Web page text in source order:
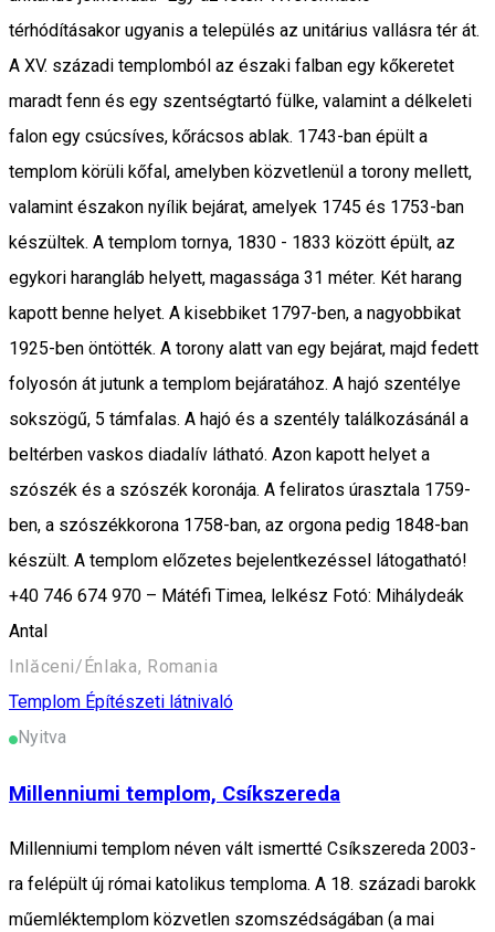
térhódításakor ugyanis a település az unitárius vallásra tér át.
A XV. századi templomból az északi falban egy kőkeretet
maradt fenn és egy szentségtartó fülke, valamint a délkeleti
falon egy csúcsíves, kőrácsos ablak. 1743-ban épült a
templom körüli kőfal, amelyben közvetlenül a torony mellett,
valamint északon nyílik bejárat, amelyek 1745 és 1753-ban
készültek. A templom tornya, 1830 - 1833 között épült, az
egykori harangláb helyett, magassága 31 méter. Két harang
kapott benne helyet. A kisebbiket 1797-ben, a nagyobbikat
1925-ben öntötték. A torony alatt van egy bejárat, majd fedett
folyosón át jutunk a templom bejáratához. A hajó szentélye
sokszögű, 5 támfalas. A hajó és a szentély találkozásánál a
beltérben vaskos diadalív látható. Azon kapott helyet a
szószék és a szószék koronája. A feliratos úrasztala 1759-
ben, a szószékkorona 1758-ban, az orgona pedig 1848-ban
készült. A templom előzetes bejelentkezéssel látogatható!
+40 746 674 970 – Mátéfi Timea, lelkész Fotó: Mihálydeák
Antal
Inlăceni/Énlaka, Romania
Templom Építészeti látnivaló
Nyitva
Millenniumi templom, Csíkszereda
Millenniumi templom néven vált ismertté Csíkszereda 2003-
ra felépült új római katolikus temploma. A 18. századi barokk
műemléktemplom közvetlen szomszédságában (a mai